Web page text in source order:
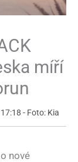
míří
- Foto: Kia
nové